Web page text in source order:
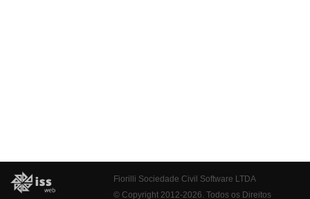
Fiorilli Sociedade Civil Software LTDA
© Copyright 2012-2026. Todos os Direitos